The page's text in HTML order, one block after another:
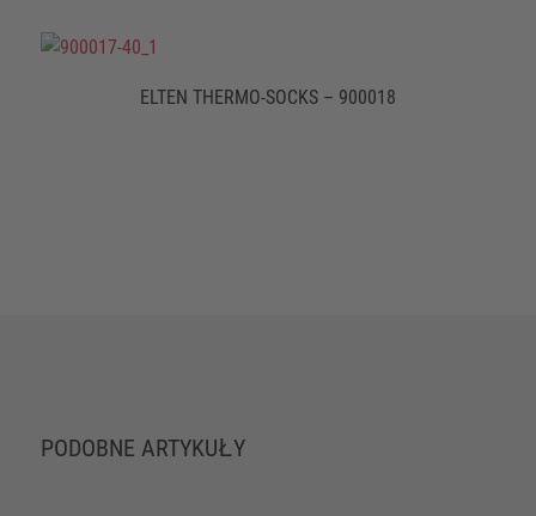
ELTEN THERMO-SOCKS – 900018
PODOBNE ARTYKUŁY